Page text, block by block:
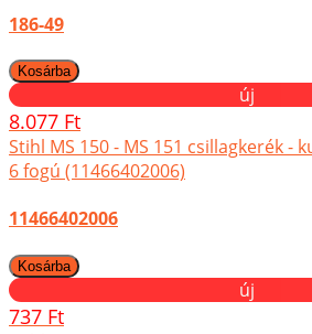
186-49
új
8.077 Ft
Stihl MS 150 - MS 151 csillagkerék -
6 fogú (11466402006)
11466402006
új
737 Ft